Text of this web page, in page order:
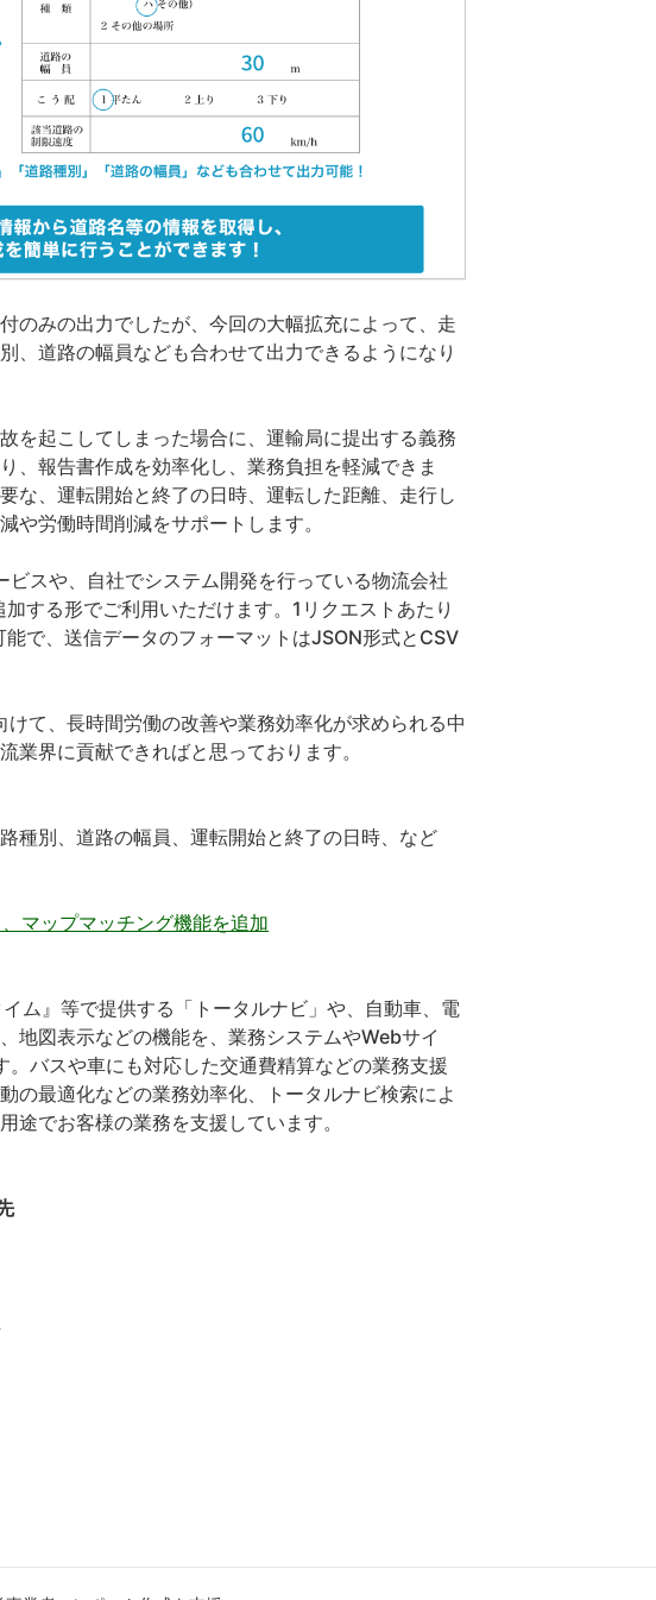
のみの出力でしたが、今回の大幅拡充によって、走
、道路の幅員なども合わせて出力できるようになり
を起こしてしまった場合に、運輸局に提出する義務
、報告書作成を効率化し、業務負担を軽減できま
な、運転開始と終了の日時、運転した距離、走行し
や労働時間削減をサポートします。
スや、自社でシステム開発を行っている物流会社
する形でご利用いただけます。1リクエストあたり
で、送信データのフォーマットはJSON形式とCSV
て、長時間労働の改善や業務効率化が求められる中
業界に貢献できればと思っております。
種別、道路の幅員、運転開始と終了の日時、など
マップマッチング機能を追加
ム』等で提供する「トータルナビ」や、自動車、電
地図表示などの機能を、業務システムやWebサイ
バスや車にも対応した交通費精算などの業務支援
の最適化などの業務効率化、トータルナビ検索によ
途でお客様の業務を支援しています。